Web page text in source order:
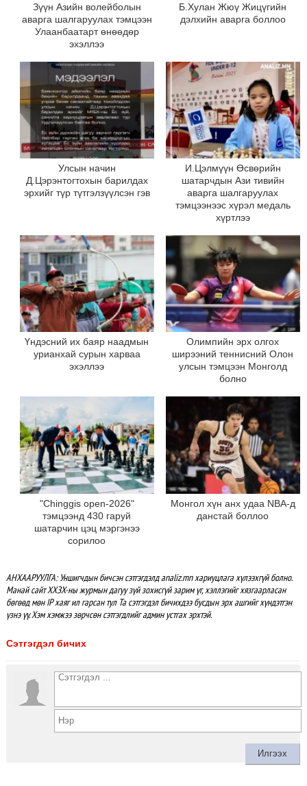
Зүүн Азийн волейболын
аварга шалгаруулах тэмцээн
Улаанбаатарт өнөөдөр
эхэллээ
Б.Хулан Жюү Жицүгийн
дэлхийн аварга боллоо
Улсын начин
Д.Цэрэнтогтохын барилдах
эрхийг түр түтгэлзүүлсэн гэв
И.Цэлмүүн Өсвөрийн
шатарчдын Ази тивийн
аварга шалгаруулах
тэмцээнээс хүрэл медаль
хүртлээ
Үндэсний их баяр наадмын
урианхай сурын харваа
эхэллээ
Олимпийн эрх олгох
ширээний теннисний Олон
улсын тэмцээн Монголд
болно
"Chinggis open-2026"
тэмцээнд 430 гаруй
шатарчин цэц мэргэнээ
сорилоо
Монгол хүн анх удаа NBA-д
данстай боллоо
АНХААРУУЛГА: Уншигчдын бичсэн сэтгэгдэлд analiz.mn хариуцлага хүлээхгүй болно.
Манай сайт ХХЗХ-ны журмын дагуу зүй зохисгүй зарим үг, хэллэгийг хязгаарласан
бөгөөд мөн IP хаяг ил гарсан тул Та сэтгэгдэл бичихдээ бусдын эрх ашгийг хүндэтгэн
үзнэ үү. Хэм хэмжээ зөрчсөн сэтгэгдлийг админ устгах эрхтэй.
Сэтгэгдэл бичих